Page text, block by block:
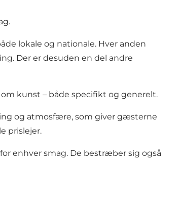
lokale og nationale. Hver anden
Der er desuden en del andre
kunst – både specifikt og generelt.
og atmosfære, som giver gæsterne
prislejer.
enhver smag. De bestræber sig også